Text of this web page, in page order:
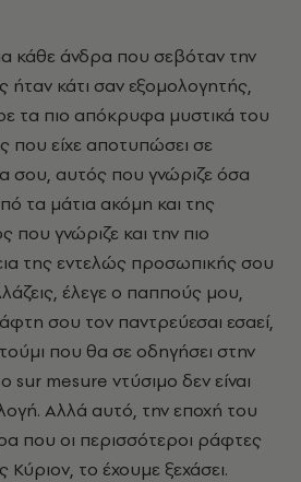
κάθε άνδρα που σεβόταν την
ήταν κάτι σαν εξομολογητής,
τα πιο απόκρυφα μυστικά του
που είχε αποτυπώσει σε
σου, αυτός που γνώριζε όσα
τα μάτια ακόμη και της
που γνώριζε και την πιο
της εντελώς προσωπικής σου
έλεγε ο παππούς μου,
σου τον παντρεύεσαι εσαεί,
που θα σε οδηγήσει στην
sur mesure ντύσιμο δεν είναι
Αλλά αυτό, την εποχή του
που οι περισσότεροι ράφτες
Κύριον, το έχουμε ξεχάσει.